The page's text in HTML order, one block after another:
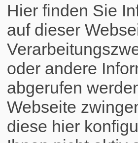
Hier finden Sie
auf dieser
oder andere
abgerufen
Webseite
diese hier